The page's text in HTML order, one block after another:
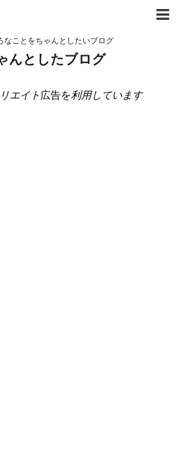
なことをちゃんとしたいブログ
んとしたブログ
エイト 広告を利用しています